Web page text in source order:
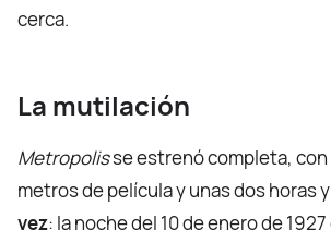
cerca.
La mutilación
Metropolisse estrenó completa, con
metros de película y unas dos horas
vez: la noche del 10 de enero de